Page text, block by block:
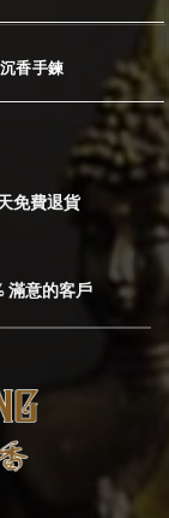
沉香手鍊
免費退貨
滿意的客戶